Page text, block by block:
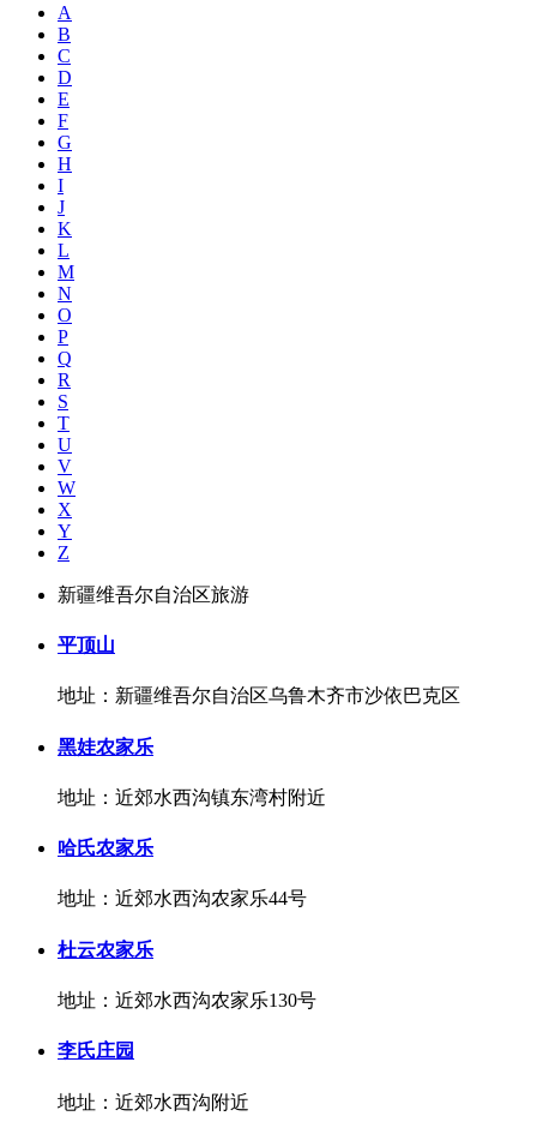
A
B
C
D
E
F
G
H
I
J
K
L
M
N
O
P
Q
R
S
T
U
V
W
X
Y
Z
新疆维吾尔自治区旅游
平顶山
地址：新疆维吾尔自治区乌鲁木齐市沙依巴克区
黑娃农家乐
地址：近郊水西沟镇东湾村附近
哈氏农家乐
地址：近郊水西沟农家乐44号
杜云农家乐
地址：近郊水西沟农家乐130号
李氏庄园
地址：近郊水西沟附近